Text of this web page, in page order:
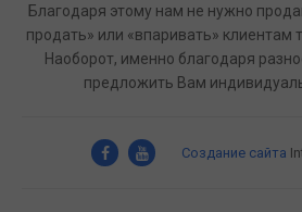
Благодаря этому нам не нужно
продать» или «впаривать» клиентам
Наоборот, именно благодаря
предложить Вам
Создание сайта